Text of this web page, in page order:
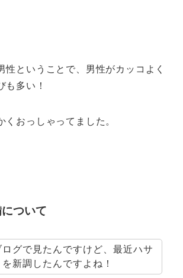
性ということで、男性がカッコよく
も多い！
くおっしゃってました。
ついて
ログで見たんですけど、最近ハサ
を新調したんですよね！